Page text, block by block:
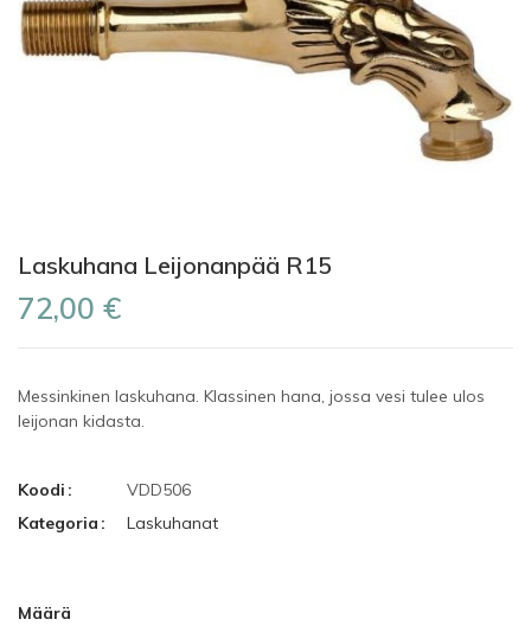
Laskuhana Leijonanpää R15
72,00 €
Messinkinen laskuhana. Klassinen hana, jossa vesi tulee ulos
leijonan kidasta.
Koodi
VDD506
Kategoria
Laskuhanat
Määrä